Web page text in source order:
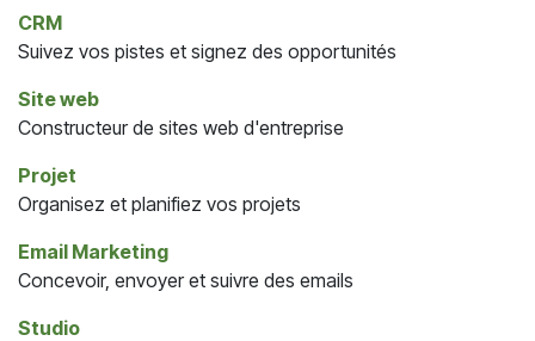
CRM
Suivez vos pistes et signez des opportunités
Site web
Constructeur de sites web d'entreprise
Projet
Organisez et planifiez vos projets
Email Marketing
Concevoir, envoyer et suivre des emails
Studio